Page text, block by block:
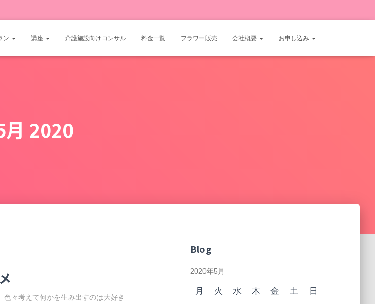
ン 講座 介護施設向けコンサル 料金一覧 フラワー販売 会社概要 お申し込み
月 2020
々考えて何かを生み出すのは大好き
Blog
2020年5月
月 火 水 木 金 土 日